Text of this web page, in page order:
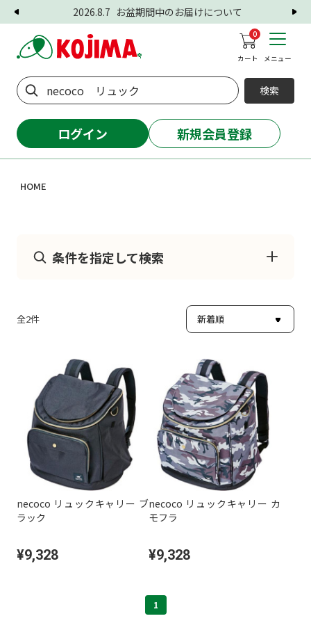
2026.8.7 お盆期間中のお届けについて
0
カート メニュー
検索
ログイン 新規会員登録
HOME
条件を指定して検索
全2件
necoco リュックキャリー ブ
ラック
¥9,328
necoco リュックキャリー カ
モフラ
¥9,328
1